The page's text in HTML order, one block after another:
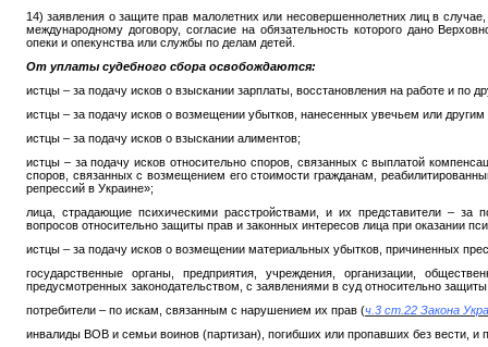
14) заявления о защите прав малолетних или несовершеннолетних лиц в
международному договору, согласие на обязательность которого дано
опеки и опекунства или службы по делам детей.
От уплаты судебного сбора освобождаются:
истцы – за подачу исков о взыскании зарплаты, восстановления на работе и
истцы – за подачу исков о возмещении убытков, нанесенных увечьем или
истцы – за подачу исков о взыскании алиментов;
истцы – за подачу исков относительно споров, связанных с выплатой
споров, связанных с возмещением его стоимости гражданам,
репрессий в Украине»;
лица, страдающие психическими расстройствами, и их представители – за
вопросов относительно защиты прав и законных интересов лица при оказании
истцы – за подачу исков о возмещении материальных убытков, причиненных
государственные органы, предприятия, учреждения, организации,
предусмотренных законодательством, с заявлениями в суд относительно
потребители – по искам, связанным с нарушением их прав (ч.3 ст.22 Закона
инвалиды ВОВ и семьи воинов (партизан), погибших или пропавших без вести, и